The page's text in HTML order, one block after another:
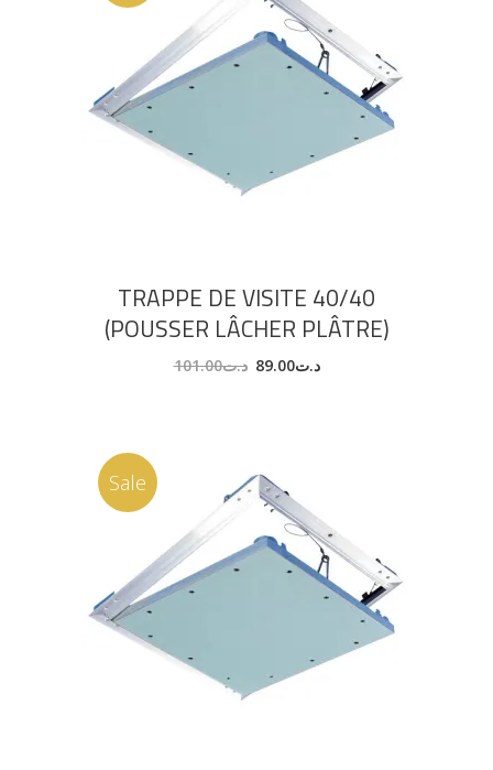
AJOUTER AU PANIER
TRAPPE DE VISITE 40/40
(POUSSER LÂCHER PLÂTRE)
د.ت101.00 د.ت89.00
Sale
AJOUTER AU PANIER